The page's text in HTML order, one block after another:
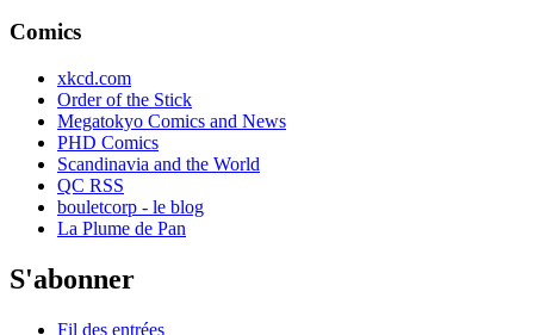
Comics
xkcd.com
Order of the Stick
Megatokyo Comics and News
PHD Comics
Scandinavia and the World
QC RSS
bouletcorp - le blog
La Plume de Pan
S'abonner
Fil des entrées